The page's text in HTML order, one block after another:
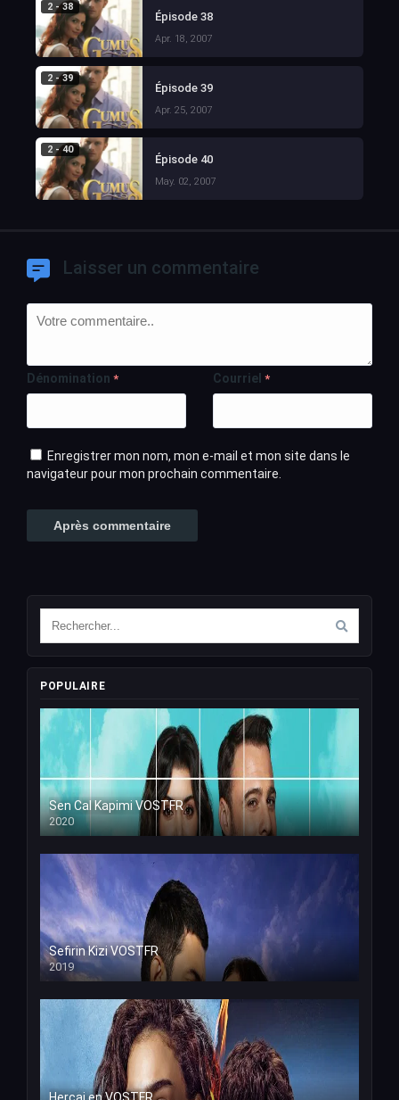
2 - 38
Épisode 38
Apr. 18, 2007
2 - 39
Épisode 39
Apr. 25, 2007
2 - 40
Épisode 40
May. 02, 2007
Laisser un commentaire
Dénomination * Courriel *
Enregistrer mon nom, mon e-mail et mon site dans le
navigateur pour mon prochain commentaire.
POPULAIRE
Sen Cal Kapimi VOSTFR
2020
Sefirin Kizi VOSTFR
2019
Hercai en VOSTFR